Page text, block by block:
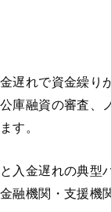
遅れで資金繰り
庫融資の審査、
す。
入金遅れの典型
融機関・支援機